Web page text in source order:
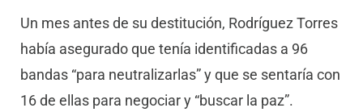
Un mes antes de su destitución, Rodríguez Torres
había asegurado que tenía identificadas a 96
bandas “para neutralizarlas” y que se sentaría con
16 de ellas para negociar y “buscar la paz”.